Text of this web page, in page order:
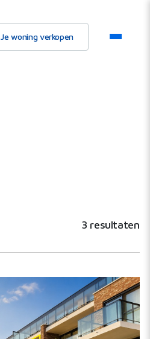
Je woning verkopen
3 resultaten